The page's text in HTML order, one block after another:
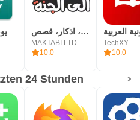
الطريق الى الجنة، اذكار، قصص
MAKTABI LTD.
10.0
TechXY
10.0
24 Stunden